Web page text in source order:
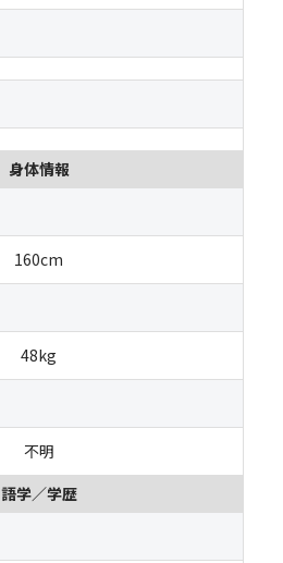
身体情報
160cm
48kg
不明
語学／学歴